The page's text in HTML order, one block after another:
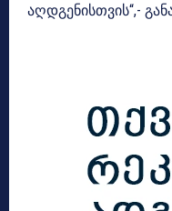
აღდგენისთვის“,-